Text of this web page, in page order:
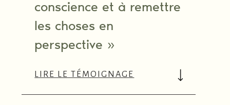
conscience et à remettre
les choses en
perspective »
LIRE LE TÉMOIGNAGE